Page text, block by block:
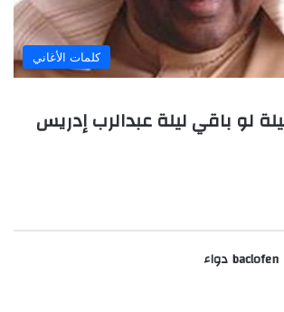
كلمات الأغاني
لو باقي ليلة عبدالرب إدريس
baclofen دواء